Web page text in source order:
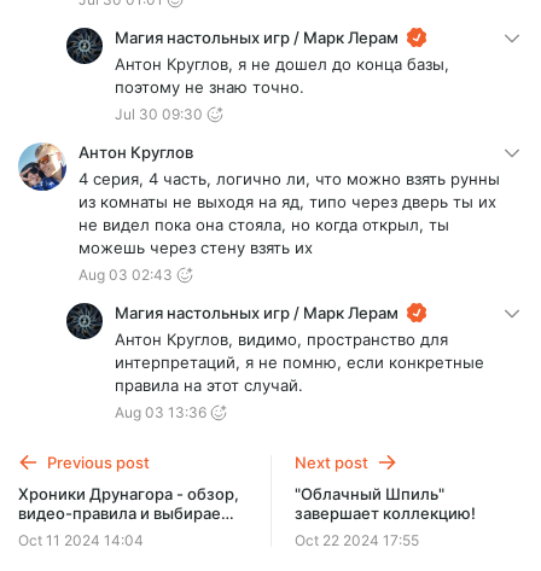
Магия настольных игр / Марк Лерам
Антон Круглов, я не дошел до конца базы,
поэтому не знаю точно.
Jul 30 09:30
Антон Круглов
4 серия, 4 часть, логично ли, что можно взять рунны
из комнаты не выходя на яд, типо через дверь ты их
не видел пока она стояла, но когда открыл, ты
можешь через стену взять их
Aug 03 02:43
Магия настольных игр / Марк Лерам
Антон Круглов, видимо, пространство для
интерпретаций, я не помню, если конкретные
правила на этот случай.
Aug 03 13:36
Previous post
Хроники Друнагора - обзор,
видео-правила и выбираем
героя для прохождения
Oct 11 2024 14:04
Next post
"Облачный Шпиль"
завершает коллекцию!
Oct 22 2024 17:55